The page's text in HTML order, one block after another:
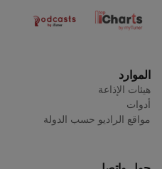
الموارد
هيئات الإذاعة
أدوات
مواقع الراديو حسب الدولة